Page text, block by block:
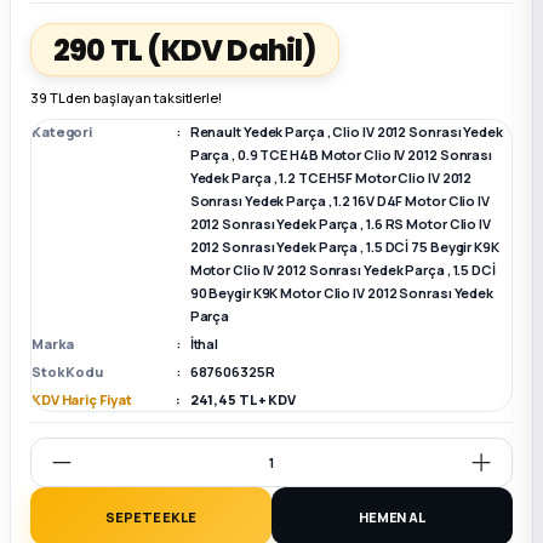
Parça
Megane E-TECH Yedek Parça
Parça290 TL(KDV Dahil)
39 TL den başlayan taksitlerle!
Kategori
Renault Yedek Parça,Clio IV 2012 Sonrası Yedek
Parça,0.9 TCE H4B Motor Clio IV 2012 Sonrası
Yedek Parça,1.2 TCE H5F Motor Clio IV 2012
Sonrası Yedek Parça,1.2 16V D4F Motor Clio IV
2012 Sonrası Yedek Parça,1.6 RS Motor Clio IV
2012 Sonrası Yedek Parça,1.5 DCİ 75 Beygir K9K
Motor Clio IV 2012 Sonrası Yedek Parça,1.5 DCİ
90 Beygir K9K Motor Clio IV 2012 Sonrası Yedek
Parça
Marka
İthal
Stok Kodu
687606325R
KDV Hariç Fiyat
241,45 TL + KDV
SEPETE EKLE HEMEN AL